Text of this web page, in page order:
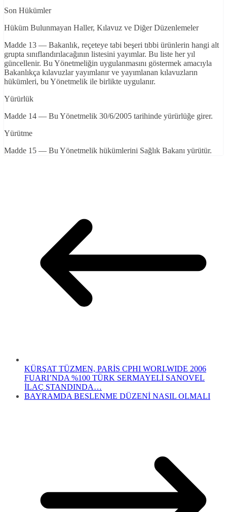
Son Hükümler
Hüküm Bulunmayan Haller, Kılavuz ve Diğer Düzenlemeler
Madde 13 — Bakanlık, reçeteye tabi beşeri tıbbi ürünlerin hangi alt
grupta sınıflandırılacağının listesini yayımlar. Bu liste her yıl
güncellenir. Bu Yönetmeliğin uygulanmasını göstermek amacıyla
Bakanlıkça kılavuzlar yayımlanır ve yayımlanan kılavuzların
hükümleri, bu Yönetmelik ile birlikte uygulanır.
Yürürlük
Madde 14 — Bu Yönetmelik 30/6/2005 tarihinde yürürlüğe girer.
Yürütme
Madde 15 — Bu Yönetmelik hükümlerini Sağlık Bakanı yürütür.
KÜRŞAT TÜZMEN, PARİS CPHI WORLWIDE 2006
FUARI’NDA %100 TÜRK SERMAYELİ SANOVEL
İLAÇ STANDINDA…
BAYRAMDA BESLENME DÜZENİ NASIL OLMALI